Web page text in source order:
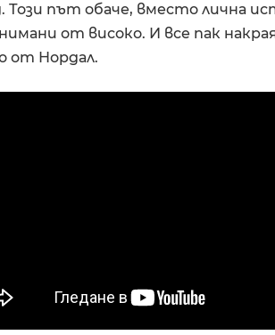
Този път обаче, вместо лична
от високо. И все пак
от Нордал.